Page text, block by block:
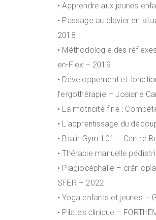
• Apprendre aux jeunes
• Passage au clavier en
2018
• Méthodologie des
en-Flex – 2019
• Développement et
l’ergothérapie – Josiane
• La motricité fine :
• L'apprentissage du
• Brain Gym 101 – Centre
• Thérapie manuelle
• Plagiocéphalie –
SFER – 2022
• Yoga enfants et jeunes –
• Pilates clinique –